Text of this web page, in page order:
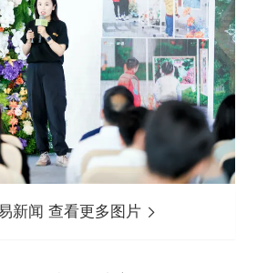
新闻 查看更多图片